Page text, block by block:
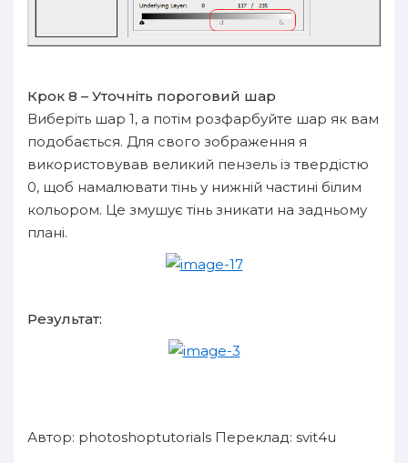
Крок 8 – Уточніть пороговий шар
Виберіть шар 1, а потім розфарбуйте шар як вам
подобається. Для свого зображення я
використовував великий пензель із твердістю
0, щоб намалювати тінь у нижній частині білим
кольором. Це змушує тінь зникати на задньому
плані.
Результат:
Автор: photoshoptutorials Переклад: svit4u